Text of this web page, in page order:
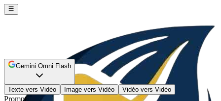
Gemini Omni Flash
Texte vers Vidéo Image vers Vidéo Vidéo vers Vidéo
Prompt